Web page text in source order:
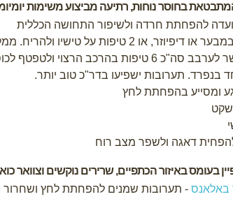
בחוסר נוחות, רתיעה מביצוע משימות
להפחתת חרדה ולשיפור התחושה הכללית
.
לכוסית המבער או הדיפיוזר עם מים
תערובות ישפיעו בדר"כ טוב יותר.
ומסייע בהפחתת לחץ
דאגה ולשפר מצב רוח
בעומס באיזור הכתפיים, שרירים נוקשים וצוואר
באלאנס - תערובות שמנים להפחתת לחץ